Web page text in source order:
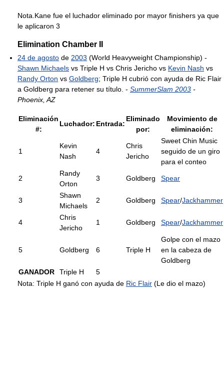
Nota.Kane fue el luchador eliminado por mayor finishers ya que
le aplicaron 3
Elimination Chamber II
24 de agosto de 2003 (World Heavyweight Championship) -
Shawn Michaels vs Triple H vs Chris Jericho vs Kevin Nash vs
Randy Orton vs Goldberg; Triple H cubrió con ayuda de Ric Flair
a Goldberg para retener su título. - SummerSlam 2003 -
Phoenix, AZ
Eliminación
#:
Luchador: Entrada:
Eliminado
por:
Movimiento de
eliminación:
1
Kevin
Nash
4
Chris
Jericho
Sweet Chin Music
seguido de un giro
para el conteo
2
Randy
Orton
3 Goldberg Spear
3
Shawn
Michaels
2 Goldberg Spear/Jackhammer
4
Chris
Jericho
1 Goldberg Spear/Jackhammer
5 Goldberg 6 Triple H
Golpe con el mazo
en la cabeza de
Goldberg
GANADOR
Triple H
5
Nota: Triple H ganó con ayuda de Ric Flair (Le dio el mazo)